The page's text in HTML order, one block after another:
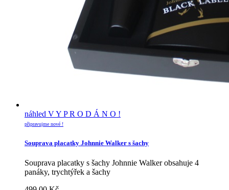
náhled V Y P R O D Á N O !
připravujme nové !
Souprava placatky Johnnie Walker s šachy
Souprava placatky s šachy Johnnie Walker obsahuje 4
panáky, trychtýřek a šachy